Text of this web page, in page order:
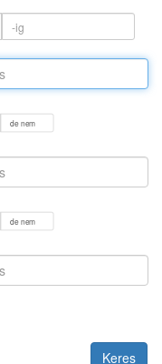
de nem
de nem